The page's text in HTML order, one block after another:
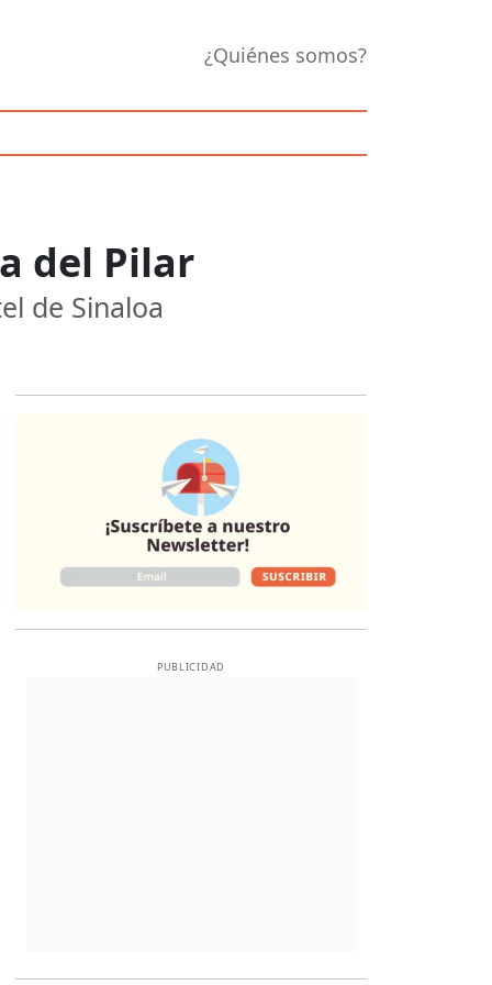
¿Quiénes somos?
del Pilar
de Sinaloa
PUBLICIDAD